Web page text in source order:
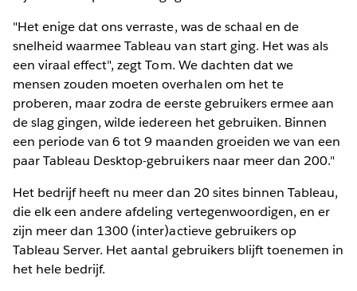
"Het enige dat ons verraste, was de schaal en de
snelheid waarmee Tableau van start ging. Het was als
een viraal effect", zegt Tom. We dachten dat we
mensen zouden moeten overhalen om het te
proberen, maar zodra de eerste gebruikers ermee aan
de slag gingen, wilde iedereen het gebruiken. Binnen
een periode van 6 tot 9 maanden groeiden we van een
paar Tableau Desktop-gebruikers naar meer dan 200."
Het bedrijf heeft nu meer dan 20 sites binnen Tableau,
die elk een andere afdeling vertegenwoordigen, en er
zijn meer dan 1300 (inter)actieve gebruikers op
Tableau Server. Het aantal gebruikers blijft toenemen in
het hele bedrijf.